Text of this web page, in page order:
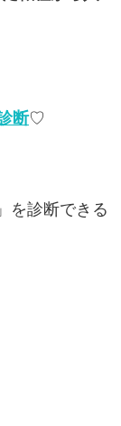
断♡
」を診断できる